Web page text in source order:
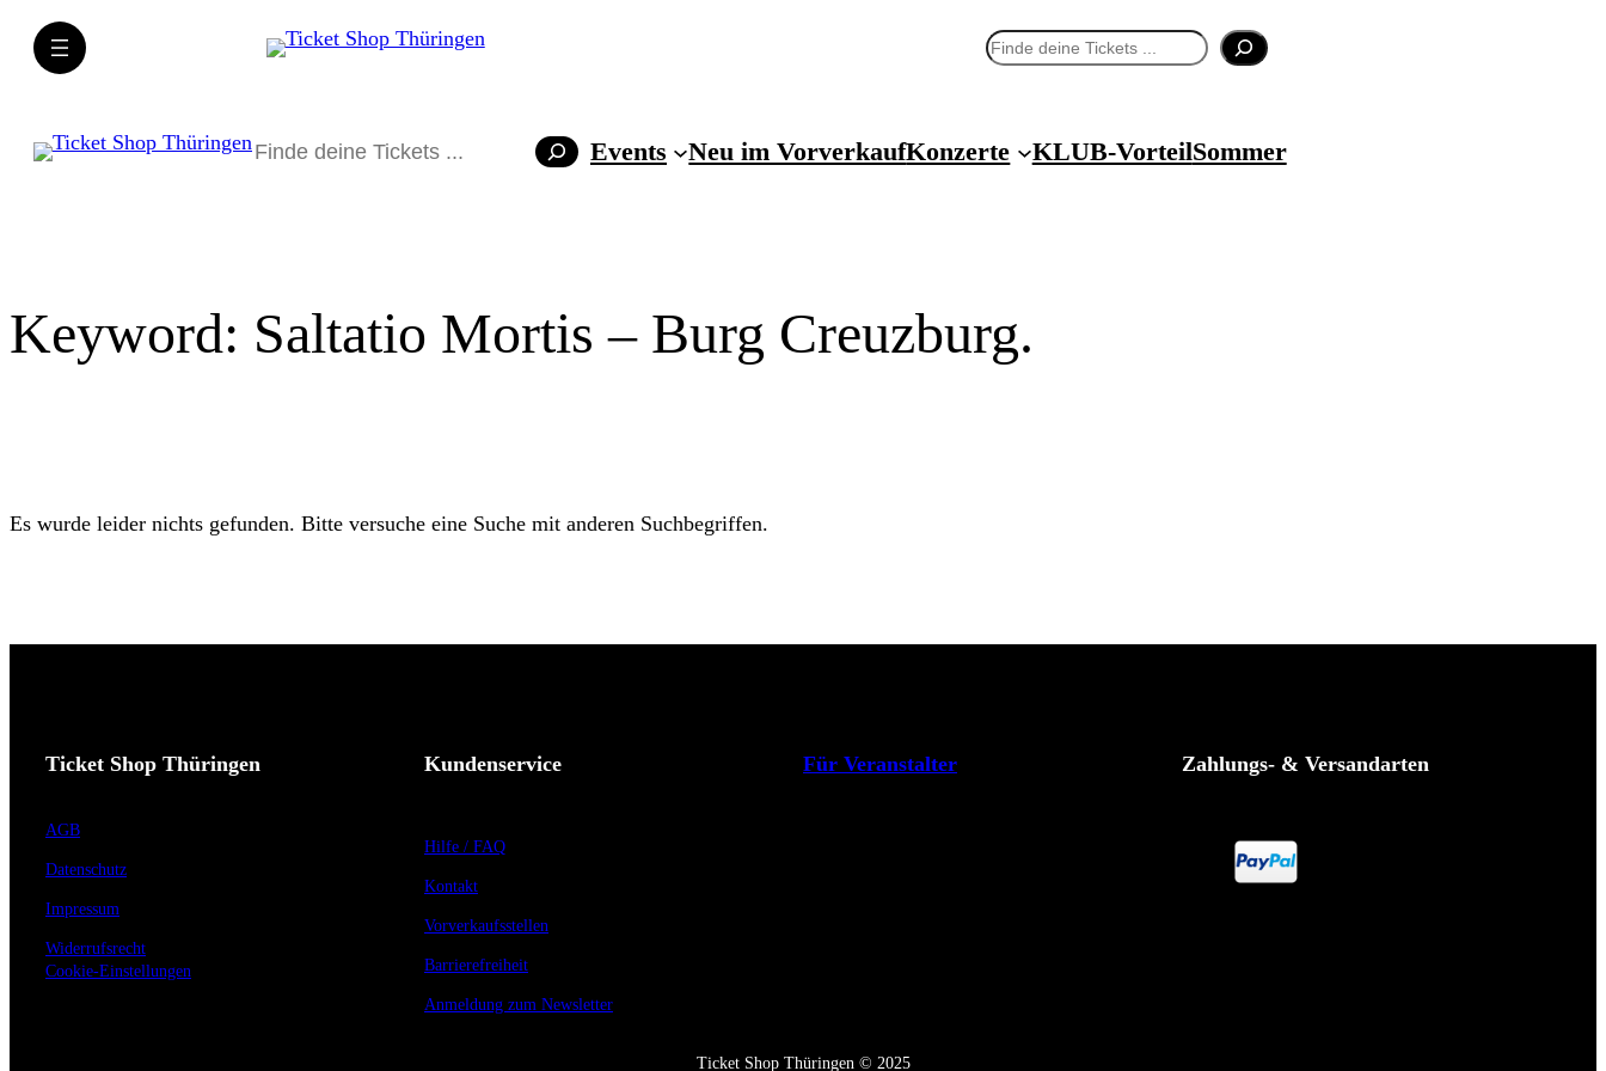
Direkt
zum
Suchen
Suchen Events Neu im VorverkaufKonzerte KLUB-VorteilSommer
Keyword: Saltatio Mortis – Burg Creuzburg.
Es wurde leider nichts gefunden. Bitte versuche eine Suche mit anderen Suchbegriffen.
Ticket Shop Thüringen
AGB
Datenschutz
Impressum
Widerrufsrecht
Cookie-Einstellungen
Kundenservice
Hilfe / FAQ
Kontakt
Vorverkaufsstellen
Barrierefreiheit
Anmeldung zum Newsletter
Für Veranstalter Zahlungs- & Versandarten
Ticket Shop Thüringen © 2025